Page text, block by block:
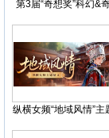
第3届“奇想奖”科幻&
纵横女频“地域风情”主